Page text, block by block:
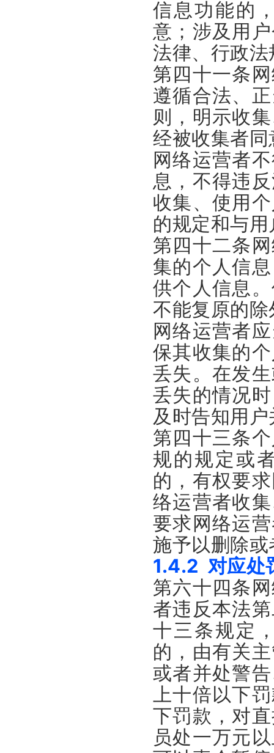
信息功能的
意； 涉及用
法律、行政
第四十一条
遵循合法、
则，明示收
经被收集者同
网络运营者
息，不得违
收集、使用
的规定和与
第四十二条
集的个人信
供个人信息。
不能复原的除
网络运营者
保其收集的
丢失。 在发
丢失的情况
及时告知用
第四十三条
规的规定或
的，有权要
络运营者收
要求网络运
施予以删除
1.4.2 对应处
第六十四条
者违反本法
十三条规定
的，由有关
或者并处警
上十倍以下
下罚款，对
员处一万元